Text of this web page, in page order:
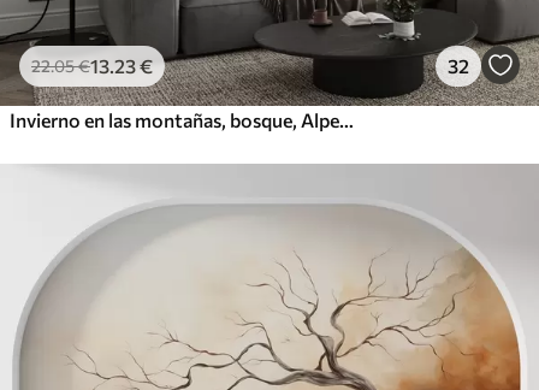
22.05€13.23€ 32
Invierno en las montañas, bosque, Alpes, dibujo a lápiz, paisajes de naturaleza